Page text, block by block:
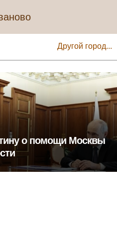
Другой город...
о помощи Москвы